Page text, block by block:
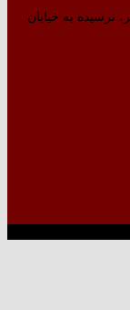
نرسیده به خیابان